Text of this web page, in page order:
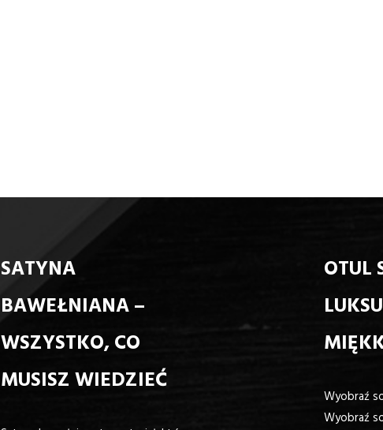
SATYNA
BAWEŁNIANA –
WSZYSTKO, CO
MUSISZ WIEDZIEĆ
OTUL
Wyobraź
Wyobraź